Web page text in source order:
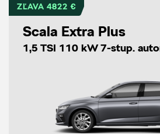
ZĽAVA 4822 €
Scala Extra Plus
1,5 TSI 110 kW 7-stup.